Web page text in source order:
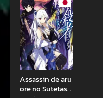
ตอนที่ 1113
เมษายน 28, 2024
ตอนที่ 1111
มีนาคม 25, 2024
ตอนที่ 1109
มีนาคม 3, 2024
Assassin de aru
ore no Sutetasu